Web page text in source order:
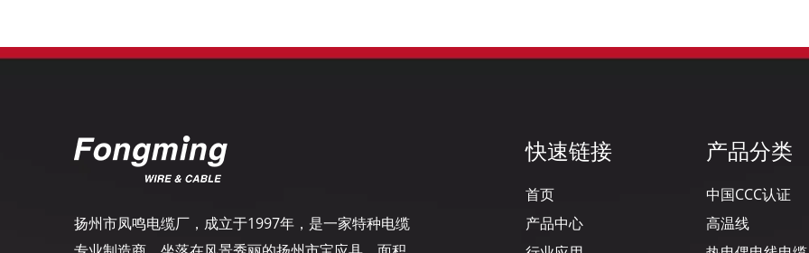
扬州市凤鸣电缆厂，成立于1997年，是一家特种电缆
快速链接
首页
产品中心
产品分类
中国CCC认证
高温线